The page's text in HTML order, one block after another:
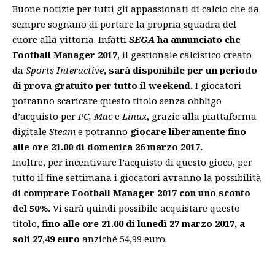
Buone notizie per tutti gli appassionati di calcio che da
sempre sognano di portare la propria squadra del
cuore alla vittoria. Infatti SEGA ha annunciato che
Football Manager 2017, il gestionale calcistico creato
da Sports Interactive, sarà disponibile per un periodo
di prova gratuito per tutto il weekend. I giocatori
potranno scaricare questo titolo senza obbligo
d’acquisto per PC, Mace Linux, grazie alla piattaforma
digitale Steam e potranno giocare liberamente fino
alle ore 21.00 di domenica 26 marzo 2017.
Inoltre, per incentivare l’acquisto di questo gioco, per
tutto il fine settimana i giocatori avranno la possibilità
di comprare Football Manager 2017 con uno sconto
del 50%. Vi sarà quindi possibile acquistare questo
titolo, fino alle ore 21.00 di lunedì 27 marzo 2017, a
soli 27,49 euro anziché 54,99 euro.